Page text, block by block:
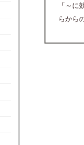
「～
らから